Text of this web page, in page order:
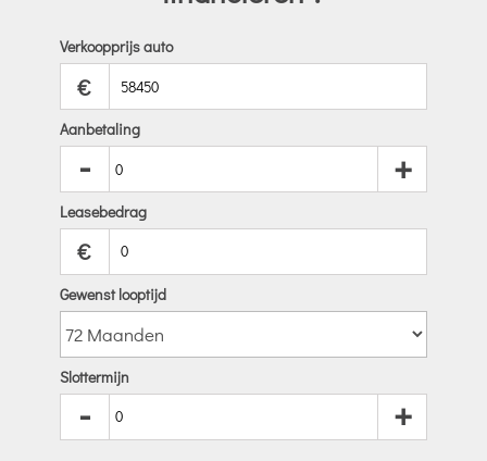
Verkoopprijs auto
€
Aanbetaling
- +
Leasebedrag
€
Gewenst looptijd
Slottermijn
- +